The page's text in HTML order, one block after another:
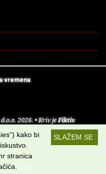
vremena
2026. • Kriv jeFiktiv
•RSS kanali
na:
SLAŽEM SE
kako bi
stranica
Više